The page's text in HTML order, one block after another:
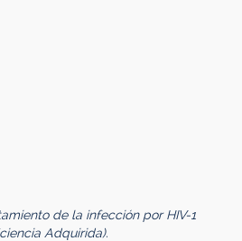
de la infección por HIV-1
Adquirida).